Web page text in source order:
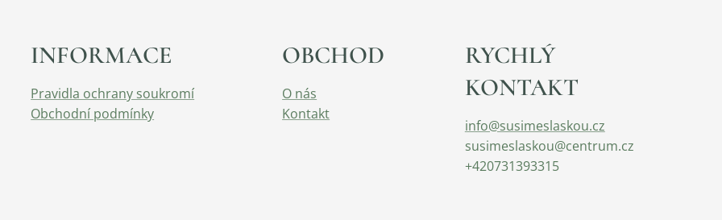
INFORMACE
Pravidla ochrany soukromí
Obchodní podmínky
OBCHOD
O nás
Kontakt
RYCHLÝ
KONTAKT
info@susimeslaskou.cz
susimeslaskou@centrum.cz
+420731393315